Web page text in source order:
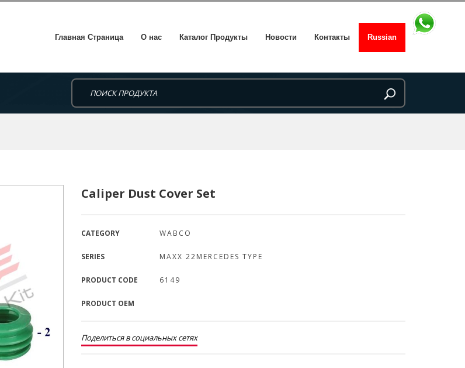
Главная Страница О нас Каталог Продукты Новости Контакты Russian
Caliper Dust Cover Set
CATEGORY WABCO
SERIES MAXX 22MERCEDES TYPE
PRODUCT CODE 6149
PRODUCT OEM
Поделиться в социальных сетях